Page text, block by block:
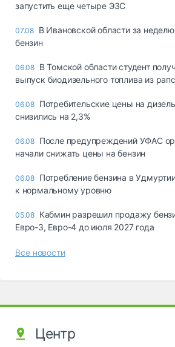
запустить еще четыре ЭЗС
07.08 В Ивановской области за
бензин
06.08 В Томской области студент
выпуск биодизельного топлива из
06.08 Потребительские цены на
снизились на 2,3%
06.08 После предупреждений УФАС
начали снижать цены на бензин
06.08 Потребление бензина в
к нормальному уровню
05.08 Кабмин разрешил продажу
Евро-3, Евро-4 до июля 2027 года
Все новости
Центр